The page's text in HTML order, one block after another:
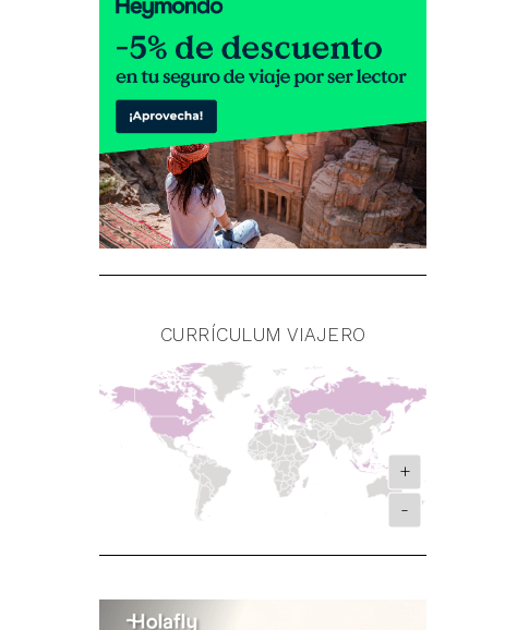
CURRÍCULUM VIAJERO
+
-